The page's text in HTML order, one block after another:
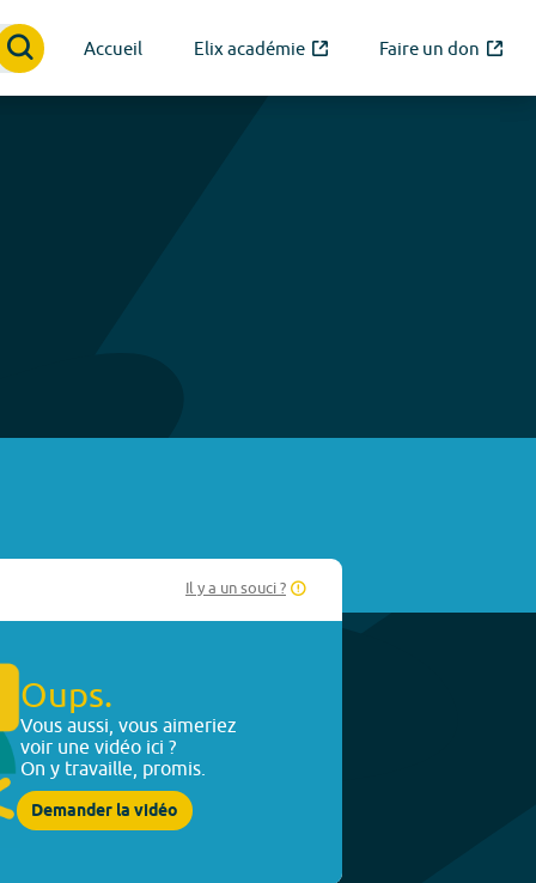
Accueil Elix académie Faire un don
Il y a un souci ?
Oups.
Vous aussi, vous aimeriez
voir une vidéo ici ?
On y travaille, promis.
Demander la vidéo